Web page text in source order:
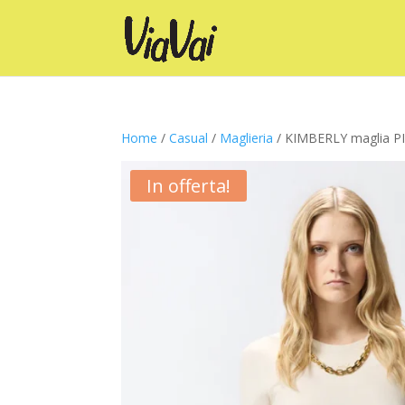
Home /Casual / Maglieria / KIMBERLY maglia
In offerta!